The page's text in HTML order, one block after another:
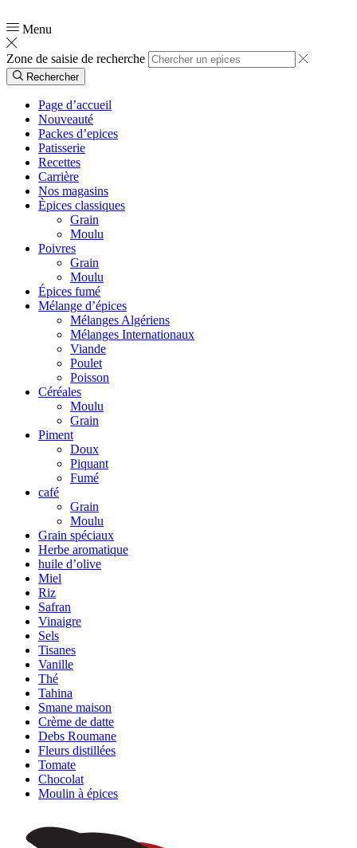
Menu
Zone de saisie de recherche
Rechercher
Page d’accueil
Nouveauté
Packes d’epices
Patisserie
Recettes
Carrière
Nos magasins
Èpices classiques
Grain
Moulu
Poivres
Grain
Moulu
Épices fumé
Mélange d’épices
Mélanges Algériens
Mélanges Internationaux
Viande
Poulet
Poisson
Céréales
Moulu
Grain
Piment
Doux
Piquant
Fumé
café
Grain
Moulu
Grain spéciaux
Herbe aromatique
huile d’olive
Miel
Riz
Safran
Vinaigre
Sels
Tisanes
Vanille
Thé
Tahina
Smane maison
Crème de datte
Debs Roumane
Fleurs distillées
Tomate
Chocolat
Moulin à épices